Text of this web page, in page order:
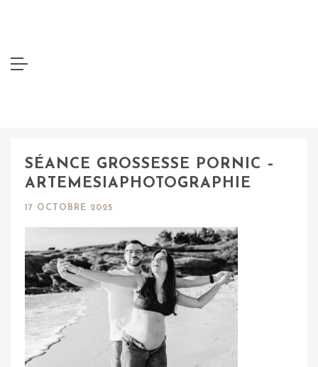
SÉANCE GROSSESSE PORNIC –
ARTEMESIAPHOTOGRAPHIE
17 OCTOBRE 2025